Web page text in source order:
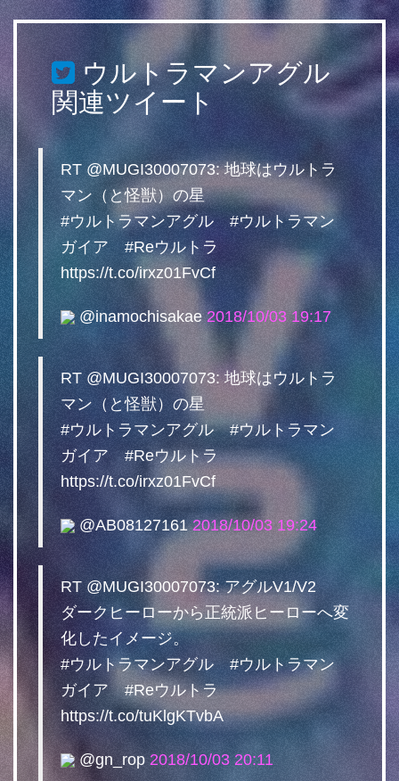
ウルトラマンアグル
関連ツイート
RT @MUGI30007073: 地球はウルトラ
マン（と怪獣）の星
#ウルトラマンアグル #ウルトラマン
ガイア #Reウルトラ
https://t.co/irxz01FvCf
@inamochisakae2018/10/03 19:17
RT @MUGI30007073: 地球はウルトラ
マン（と怪獣）の星
#ウルトラマンアグル #ウルトラマン
ガイア #Reウルトラ
https://t.co/irxz01FvCf
@AB081271612018/10/03 19:24
RT @MUGI30007073: アグルV1/V2
ダークヒーローから正統派ヒーローへ変
化したイメージ。
#ウルトラマンアグル #ウルトラマン
ガイア #Reウルトラ
https://t.co/tuKlgKTvbA
@gn_rop 2018/10/03 20:11